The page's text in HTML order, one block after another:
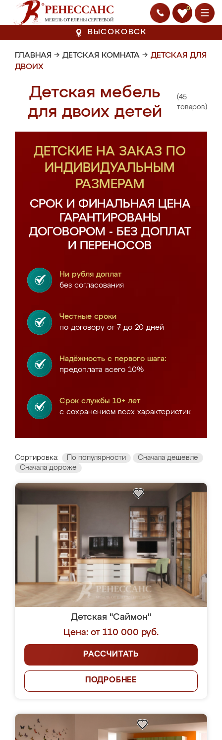
0
ВЫСОКОВСК
ГЛАВНАЯ → ДЕТСКАЯ КОМНАТА → ДЕТСКАЯ ДЛЯ
ДВОИХ
Детская мебель
для двоих детей
(45
товаров)
ДЕТСКИЕ НА ЗАКАЗ ПО
ИНДИВИДУАЛЬНЫМ
РАЗМЕРАМ
СРОК И ФИНАЛЬНАЯ ЦЕНА
ГАРАНТИРОВАНЫ
ДОГОВОРОМ - БЕЗ ДОПЛАТ
И ПЕРЕНОСОВ
Ни рубля доплат
без согласования
Честные сроки
по договору от 7 до 20 дней
Надёжность с первого шага:
предоплата всего 10%
Срок службы 10+ лет
с сохранением всех характеристик
Сортировка: По популярности
Сначала дешевле
Сначала дороже
Детская "Саймон"
Цена: от 110 000 руб.
РАССЧИТАТЬ
ПОДРОБНЕЕ